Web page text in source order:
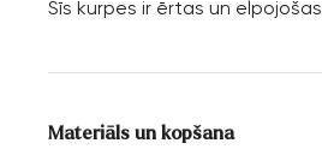
Šīs kurpes ir ērtas un
Materiāls un kopšana